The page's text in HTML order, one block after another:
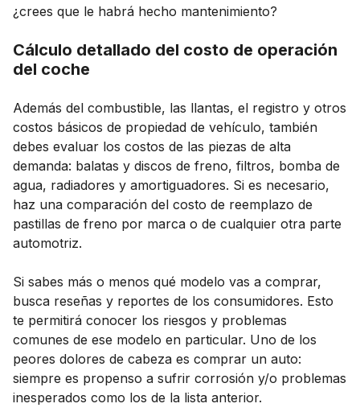
¿crees que le habrá hecho mantenimiento?
Cálculo detallado del costo de operación
del coche
Además del combustible, las llantas, el registro y otros
costos básicos de propiedad de vehículo, también
debes evaluar los costos de las piezas de alta
demanda: balatas y discos de freno, filtros, bomba de
agua, radiadores y amortiguadores. Si es necesario,
haz una comparación del costo de reemplazo de
pastillas de freno por marca o de cualquier otra parte
automotriz.
Si sabes más o menos qué modelo vas a comprar,
busca reseñas y reportes de los consumidores. Esto
te permitirá conocer los riesgos y problemas
comunes de ese modelo en particular. Uno de los
peores dolores de cabeza es comprar un auto:
siempre es propenso a sufrir corrosión y/o problemas
inesperados como los de la lista anterior.